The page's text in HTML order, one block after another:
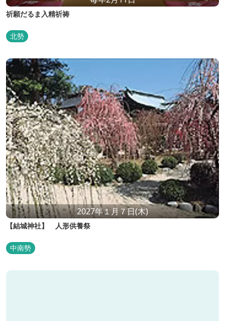
祈願だるま入精祈祷
北勢
2027年１月７日(木)
【結城神社】 人形供養祭
中南勢